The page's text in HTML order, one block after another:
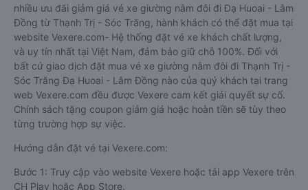
nhiều ưu đãi giảm giá vé xe giường nằm đôi đi Đạ Huoai - Lâm
Đồng từ Thạnh Trị - Sóc Trăng, hành khách có thể đặt mua tại
website Vexere.com- Hệ thống đặt vé xe khách chất lượng,
và uy tín nhất tại Việt Nam, đảm bảo giữ chỗ 100%. Đối với
bất cứ giao dịch đặt mua vé xe giường nằm đôi đi Thạnh Trị -
Sóc Trăng Đạ Huoai - Lâm Đồng nào của quý khách tại trang
web Vexere.com đều được Vexere cam kết giải quyết sự cố.
Chính sách tặng coupon giảm giá hoặc hoàn tiền sẽ tùy theo
từng trường hợp sự việc.
Hướng dẫn đặt vé tại Vexere.com:
Bước 1: Truy cập vào website Vexere hoặc tải app Vexere trên
CH Play hoặc App Store.